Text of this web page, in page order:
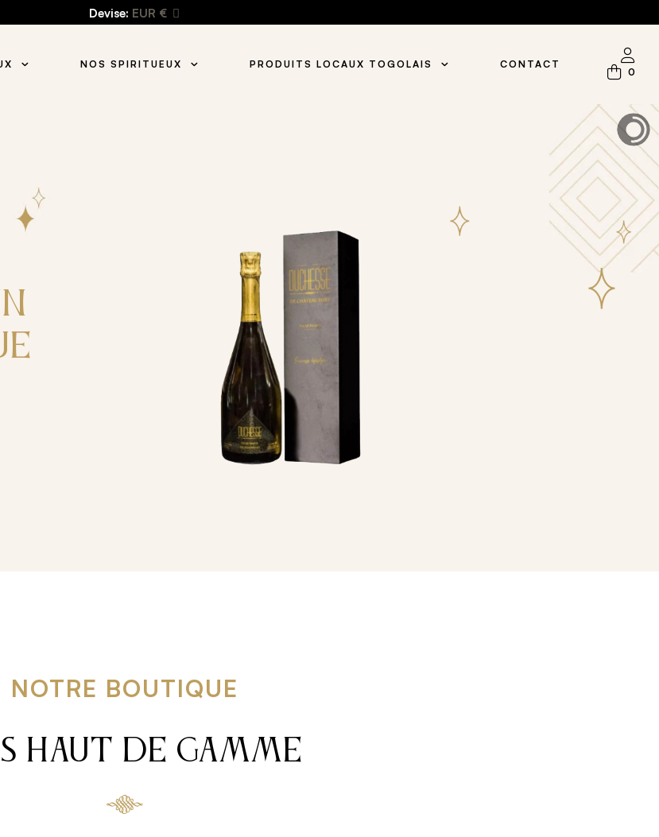
Devise: EUR €
NOS SPIRITUEUX PRODUITS LOCAUX TOGOLAIS CONTACT
0
NOTRE BOUTIQUE
HAUT DE GAMME